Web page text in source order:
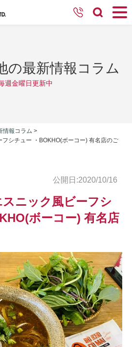
の最新情報コラム
週金曜日更新中
情報コラム >
シチュー ・BOKHO(ボーコー) 有名店のご
公開日:2020/10/16
ニック風ビーフシ
ボーコー) 有名店